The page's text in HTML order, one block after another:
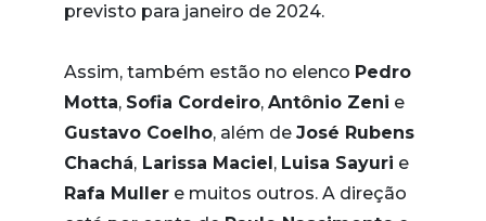
previsto para janeiro de 2024.
Assim, também estão no elenco Pedro
Motta, Sofia Cordeiro, Antônio Zeni e
Gustavo Coelho, além de José Rubens
Chachá, Larissa Maciel, Luisa Sayuri e
Rafa Muller e muitos outros. A direção